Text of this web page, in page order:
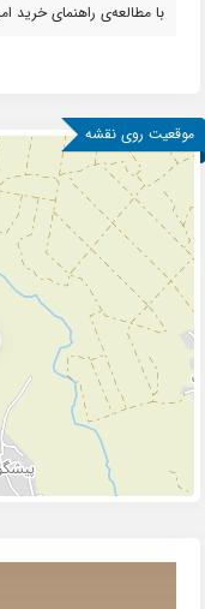
با مطالعه‌ی راهنمای خرید
موقعیت روی نقشه